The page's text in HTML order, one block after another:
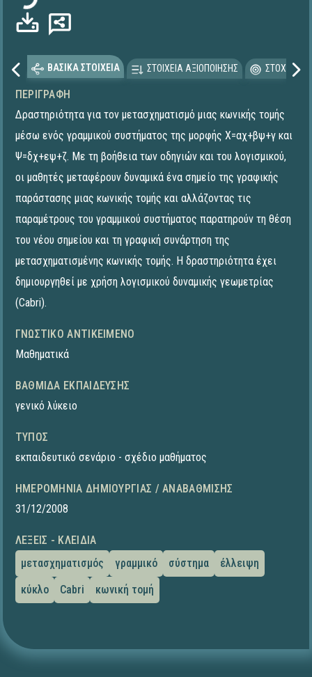
ΒΑΣΙΚΑ ΣΤΟΙΧΕΙΑ ΣΤΟΙΧΕΙΑ ΑΞΙΟΠΟΙΗΣΗΣ
ΠΕΡΙΓΡΑΦΉ
Δραστηριότητα για τον μετασχηματισμό μιας κωνικής τομής
μέσω ενός γραμμικού συστήματος της μορφής Χ=αχ+βψ+γ και
Ψ=δχ+εψ+ζ. Με τη βοήθεια των οδηγιών και του λογισμικού,
οι μαθητές μεταφέρουν δυναμικά ένα σημείο της γραφικής
παράστασης μιας κωνικής τομής και αλλάζοντας τις
παραμέτρους του γραμμικού συστήματος παρατηρούν τη θέση
του νέου σημείου και τη γραφική συνάρτηση της
μετασχηματισμένης κωνικής τομής. Η δραστηριότητα έχει
δημιουργηθεί με χρήση λογισμικού δυναμικής γεωμετρίας
(Cabri).
ΓΝΩΣΤΙΚΌ ΑΝΤΙΚΕΊΜΕΝΟ
Μαθηματικά
ΒΑΘΜΊΔΑ ΕΚΠΑΊΔΕΥΣΗΣ
γενικό λύκειο
ΤΎΠΟΣ
εκπαιδευτικό σενάριο - σχέδιο μαθήματος
ΗΜΕΡΟΜΗΝΊΑ ΔΗΜΙΟΥΡΓΊΑΣ / ΑΝΑΒΆΘΜΙΣΗΣ
31/12/2008
ΛΈΞΕΙΣ - ΚΛΕΙΔΙΆ
μετασχηματισμός
γραμμικό σύστημα
έλλειψη
κύκλο
Cabri κωνική τομή